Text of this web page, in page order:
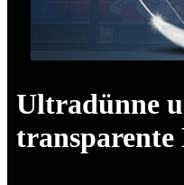
Ultradünne